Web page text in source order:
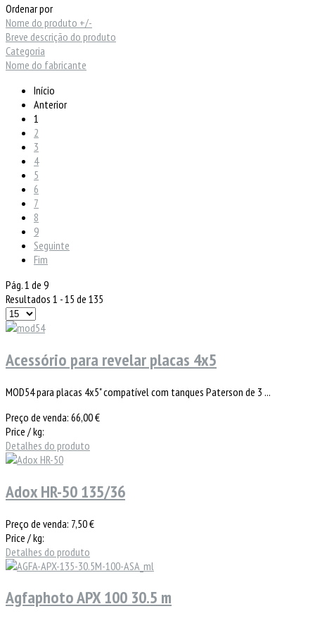
Ordenar por
Nome do produto +/-
Breve descrição do produto
Categoria
Nome do fabricante
Início
Anterior
1
2
3
4
5
6
7
8
9
Seguinte
Fim
Pág. 1 de 9
Resultados 1 - 15 de 135
Acessório para revelar placas 4x5
MOD54 para placas 4x5" compatível com tanques Paterson de 3 ...
Preço de venda: 66,00 €
Price / kg:
Detalhes do produto
Adox HR-50 135/36
Preço de venda: 7,50 €
Price / kg:
Detalhes do produto
Agfaphoto APX 100 30.5 m